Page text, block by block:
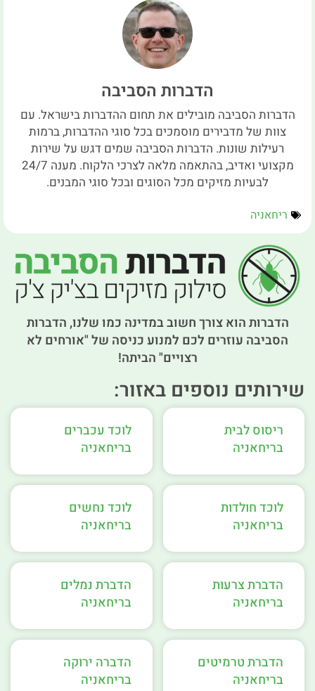
הדברות הסביבה
הדברות הסביבה מובילים את תחום ההדברות בישראל. עם
צוות של מדבירים מוסמכים בכל סוגי ההדברות, ברמות
רעילות שונות. הדברות הסביבה שמים דגש על שירות
מקצועי ואדיב, בהתאמה מלאה לצרכי הלקוח. מענה 24/7
לבעיות מזיקים מכל הסוגים ובכל סוגי המבנים.
ריחאניה
הדברות הוא צורך חשוב במדינה כמו שלנו, הדברות
הסביבה עוזרים לכם למנוע כניסה של "אורחים לא
רצויים" הביתה!
שירותים נוספים באזור:
ריסוס לבית
בריחאניה
לוכד עכברים
בריחאניה
לוכד חולדות
בריחאניה
לוכד נחשים
בריחאניה
הדברת צרעות
בריחאניה
הדברת נמלים
בריחאניה
הדברת טרמיטים
בריחאניה
הדברה ירוקה
בריחאניה